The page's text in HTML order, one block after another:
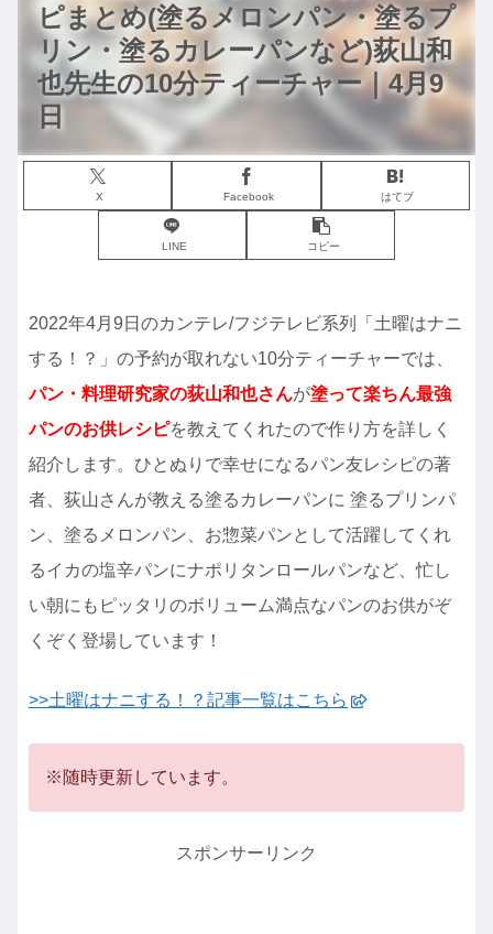
ピまとめ(塗るメロンパン・塗るプ
リン・塗るカレーパンなど)荻山和
也先生の10分ティーチャー｜4月9
日
X Facebook はてブ
LINE コピー
2022年4月9日のカンテレ/フジテレビ系列「土曜はナニ
する！？」の予約が取れない10分ティーチャーでは、
パン・料理研究家の荻山和也さんが塗って楽ちん最強
パンのお供レシピを教えてくれたので作り方を詳しく
紹介します。ひとぬりで幸せになるパン友レシピの著
者、荻山さんが教える塗るカレーパンに 塗るプリンパ
ン、塗るメロンパン、お惣菜パンとして活躍してくれ
るイカの塩辛パンにナポリタンロールパンなど、忙し
い朝にもピッタリのボリューム満点なパンのお供がぞ
くぞく登場しています！
>>土曜はナニする！？記事一覧はこちら
※随時更新しています。
スポンサーリンク